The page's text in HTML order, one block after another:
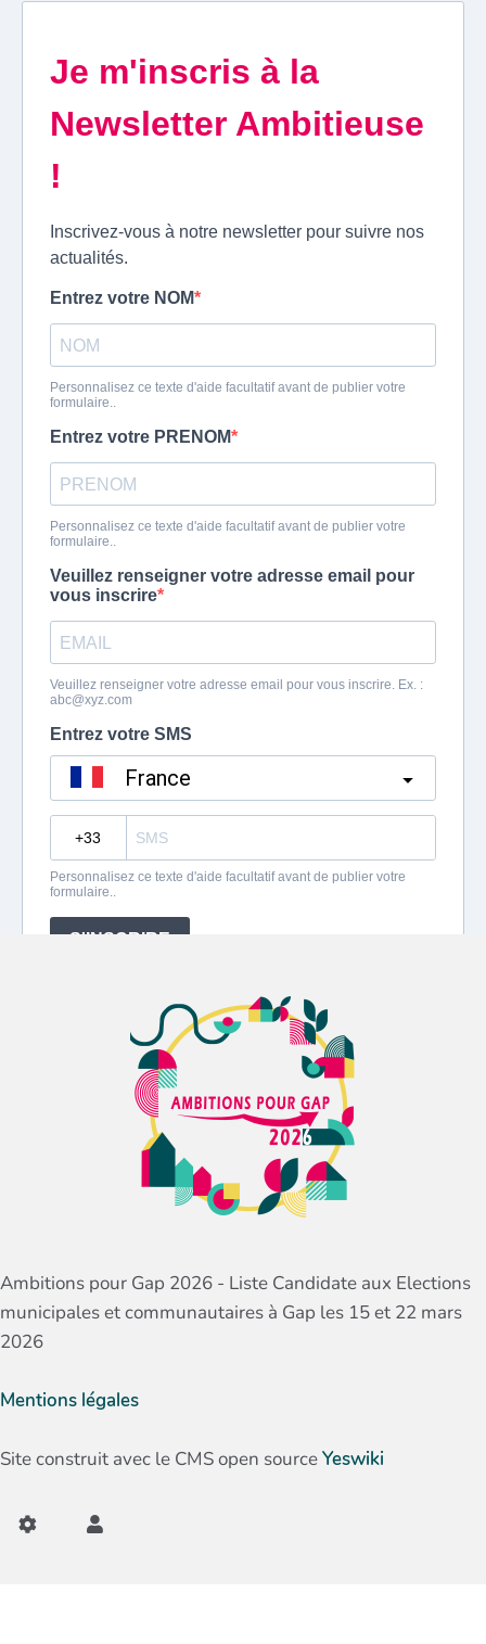
Ambitions pour Gap 2026 - Liste Candidate aux Elections
municipales et communautaires à Gap les 15 et 22 mars
2026
Mentions légales
Site construit avec le CMS open sourceYeswiki